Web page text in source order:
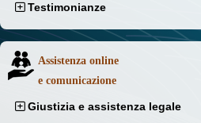
Testimonianze
Assistenza online
e comunicazione
Giustizia e assistenza legale